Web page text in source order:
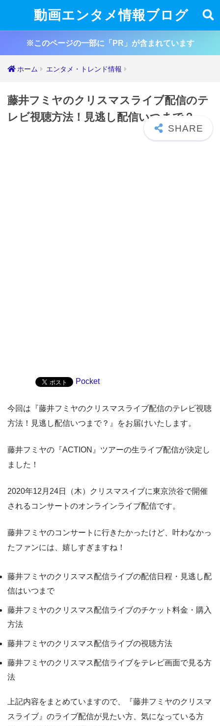
動画エンタメ情報ブログ
※このページの一部に「PR」が含まれています
ホーム エンタメ・トレンド情報
藤井フミヤのクリスマスライブ配信のテ
レビ視聴方法！見逃し配信いつまで？
Pocket
今回は『藤井フミヤのクリスマスライブ配信のテレビ視聴
方法！見逃し配信いつまで？』をお届けいたします。
藤井フミヤの『ACTION』ツアーの生ライブ配信が決定し
ました！
2020年12月24日（木）クリスマスイブに東京渋谷で開催
されるコンサートのオンラインライブ配信です。
藤井フミヤのコンサートに行きたかったけど、叶わなかっ
たファンには、嬉しすぎますね！
藤井フミヤのクリスマス配信ライブの配信日程・見逃し配
信はいつまで
藤井フミヤのクリスマス配信ライブのチケット料金・購入
方法
藤井フミヤのクリスマス配信ライブの視聴方法
藤井フミヤのクリスマス配信ライブをテレビ画面で見る方
法
上記内容をまとめていますので、『藤井フミヤのクリスマ
スライブ』のライブ配信が見たい方、気になっている方